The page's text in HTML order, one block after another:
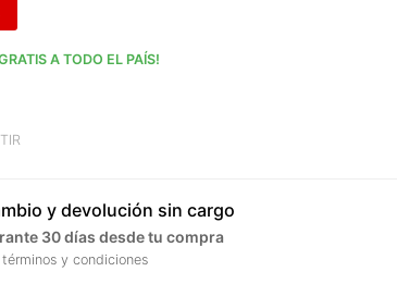
A TODO EL PAÍS!
y devolución sin cargo
30 días desde tu compra
términos y condiciones